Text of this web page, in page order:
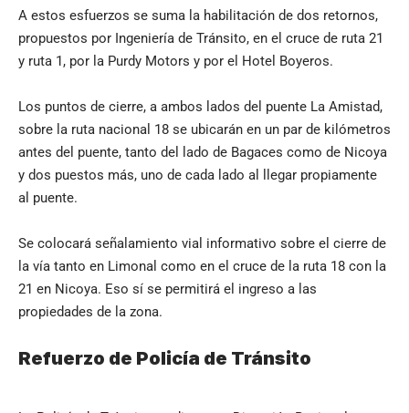
A estos esfuerzos se suma la habilitación de dos retornos,
propuestos por Ingeniería de Tránsito, en el cruce de ruta 21
y ruta 1, por la Purdy Motors y por el Hotel Boyeros.
Los puntos de cierre, a ambos lados del puente La Amistad,
sobre la ruta nacional 18 se ubicarán en un par de kilómetros
antes del puente, tanto del lado de Bagaces como de Nicoya
y dos puestos más, uno de cada lado al llegar propiamente
al puente.
Se colocará señalamiento vial informativo sobre el cierre de
la vía tanto en Limonal como en el cruce de la ruta 18 con la
21 en Nicoya. Eso sí se permitirá el ingreso a las
propiedades de la zona.
Refuerzo de Policía de Tránsito